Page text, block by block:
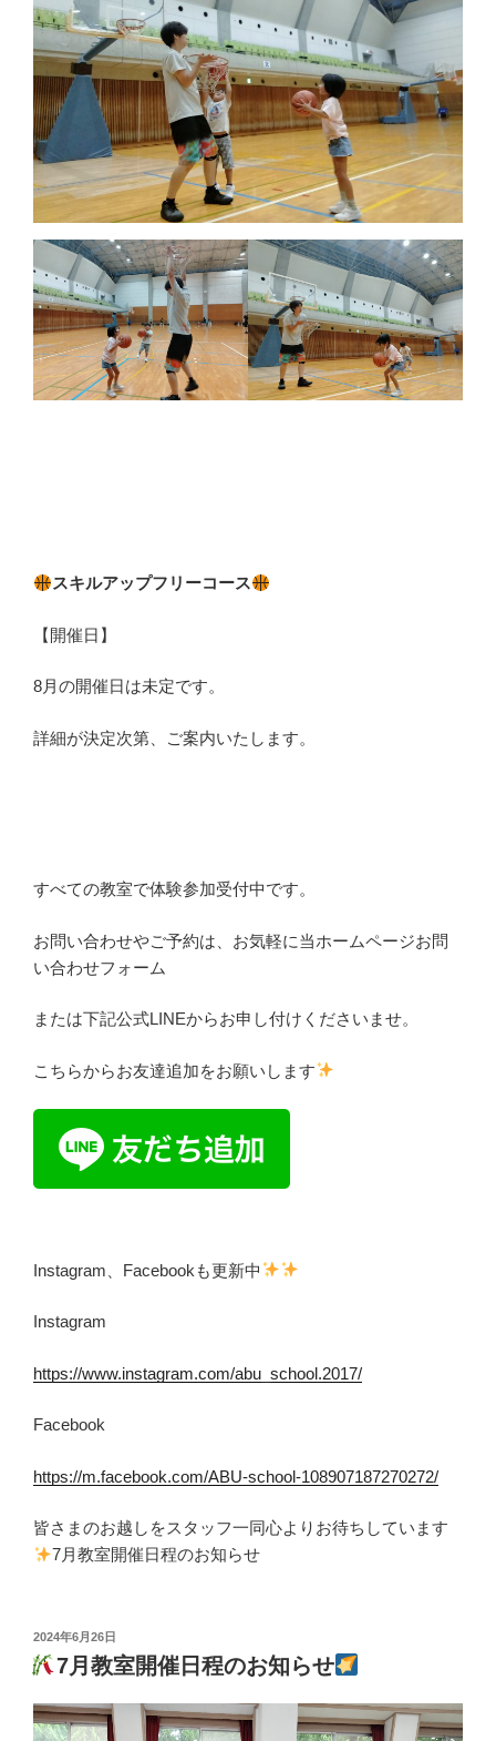
スキルアップフリーコース
【開催日】
8月の開催日は未定です。
詳細が決定次第、ご案内いたします。
すべての教室で体験参加受付中です。
お問い合わせやご予約は、お気軽に当ホームページお問
い合わせフォーム
または下記公式LINEからお申し付けくださいませ。
こちらからお友達追加をお願いします
Instagram、Facebookも更新中
Instagram
https://www.instagram.com/abu_school.2017/
Facebook
https://m.facebook.com/ABU-school-108907187270272/
皆さまのお越しをスタッフ一同心よりお待ちしています
7月教室開催日程のお知らせ
投
稿
日:
2024年6月26日
7月教室開催日程のお知らせ